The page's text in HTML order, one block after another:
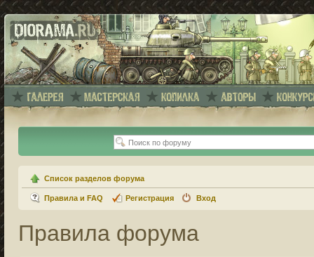
Список разделов форума
Правила и FAQ Регистрация Вход
Правила форума